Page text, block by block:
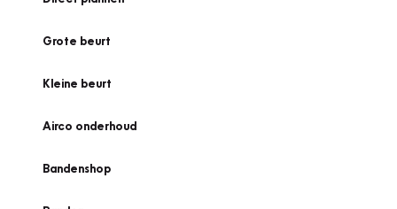
Grote beurt
Kleine beurt
Airco onderhoud
Bandenshop